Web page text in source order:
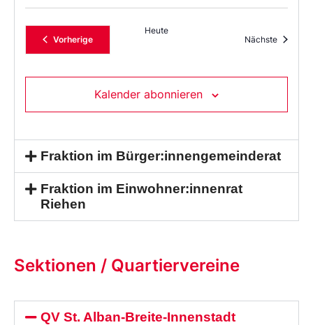
VorherigeVeranstaltungen
Heute
Nächste
Kalender abonnieren
Fraktion im Bürger:innengemeinderat
Fraktion im Einwohner:innenrat
Riehen
Sektionen / Quartiervereine
QV St. Alban-Breite-Innenstadt